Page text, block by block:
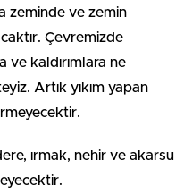
zeminde ve zemin
Çevremizde
ve kaldırımlara ne
Artık yıkım yapan
ırmak, nehir ve akarsu